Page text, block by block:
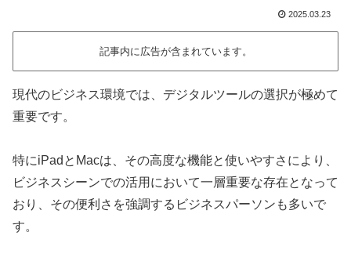
2025.03.23
記事内に広告が含まれています。
現代のビジネス環境では、デジタルツールの選択が極めて
重要です。
特にiPadとMacは、その高度な機能と使いやすさにより、
ビジネスシーンでの活用において一層重要な存在となって
おり、その便利さを強調するビジネスパーソンも多いで
す。